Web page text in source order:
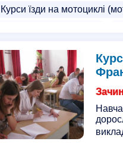
Курси їзди на мотоциклі
Курси водія навантажувача